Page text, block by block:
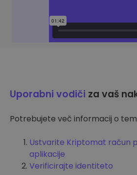
Uporabni vodiči za vaš
Potrebujete več informacij o
Ustvarite Kriptomat račun
aplikacije
Verificirajte identiteto